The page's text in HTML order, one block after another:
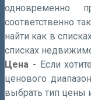
одновременно
соответственно
найти как в
списках
Цена - Если
ценового
выбрать тип цены